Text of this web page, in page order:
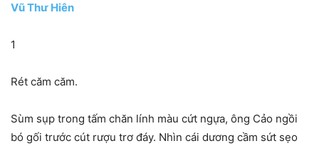
Vũ Thư Hiên
1
Rét căm căm.
Sùm sụp trong tấm chăn lính màu cứt ngựa, ông Cảo ngồi
bó gối trước cút rượu trơ đáy. Nhìn cái dương cầm sứt sẹo